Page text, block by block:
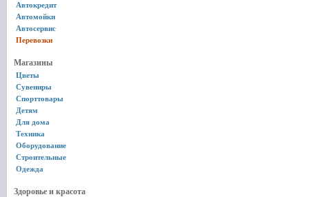
Автокредит
Автомойки
Автосервис
Перевозки
Магазины
Цветы
Сувениры
Спорттовары
Детям
Для дома
Техника
Оборудование
Строительные
Одежда
Здоровье и красота